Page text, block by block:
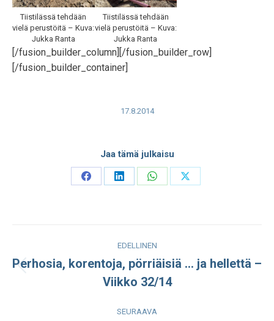
Tiistilässä tehdään
vielä perustöitä – Kuva:
Jukka Ranta
Tiistilässä tehdään
vielä perustöitä – Kuva:
Jukka Ranta
[/fusion_builder_column][/fusion_builder_row]
[/fusion_builder_container]
17.8.2014
Jaa tämä julkaisu
Share
Share
Share
Share
navigation
EDELLINEN
julkaisu:
Perhosia, korentoja, pörriäisiä … ja hellettä –
Viikko 32/14
SEURAAVA